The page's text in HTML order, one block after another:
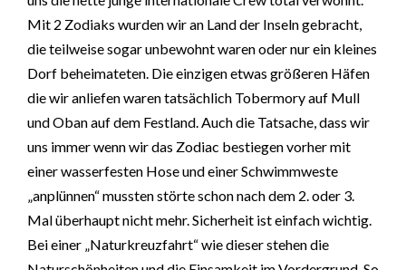
Mit 2 Zodiaks wurden wir an Land der Inseln gebracht,
die teilweise sogar unbewohnt waren oder nur ein kleines
Dorf beheimateten. Die einzigen etwas größeren Häfen
die wir anliefen waren tatsächlich Tobermory auf Mull
und Oban auf dem Festland. Auch die Tatsache, dass wir
uns immer wenn wir das Zodiac bestiegen vorher mit
einer wasserfesten Hose und einer Schwimmweste
„anplünnen“ mussten störte schon nach dem 2. oder 3.
Mal überhaupt nicht mehr. Sicherheit ist einfach wichtig.
Bei einer „Naturkreuzfahrt“ wie dieser stehen die